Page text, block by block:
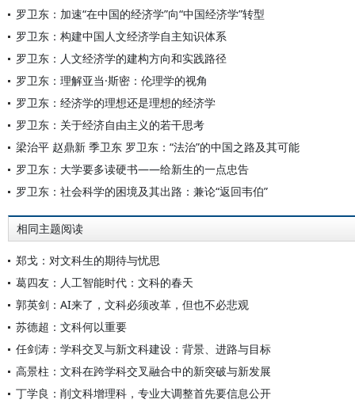
罗卫东：加速“在中国的经济学”向“中国经济学”转型
罗卫东：构建中国人文经济学自主知识体系
罗卫东：人文经济学的建构方向和实践路径
罗卫东：理解亚当·斯密：伦理学的视角
罗卫东：经济学的理想还是理想的经济学
罗卫东：关于经济自由主义的若干思考
梁治平 赵鼎新 季卫东 罗卫东：“法治”的中国之路及其可能
罗卫东：大学要多读硬书——给新生的一点忠告
罗卫东：社会科学的困境及其出路：兼论“返回韦伯”
相同主题阅读
郑戈：对文科生的期待与忧思
葛四友：人工智能时代：文科的春天
郭英剑：AI来了，文科必须改革，但也不必悲观
苏德超：文科何以重要
任剑涛：学科交叉与新文科建设：背景、进路与目标
高景柱：文科在跨学科交叉融合中的新突破与新发展
丁学良：削文科增理科，专业大调整首先要信息公开